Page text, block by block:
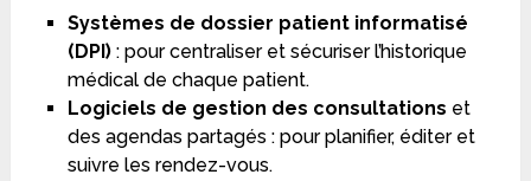
Systèmes de dossier patient informatisé
(DPI): pour centraliser et sécuriser l’historique
médical de chaque patient.
Logiciels de gestion des consultations et
des agendas partagés : pour planifier, éditer et
suivre les rendez-vous.